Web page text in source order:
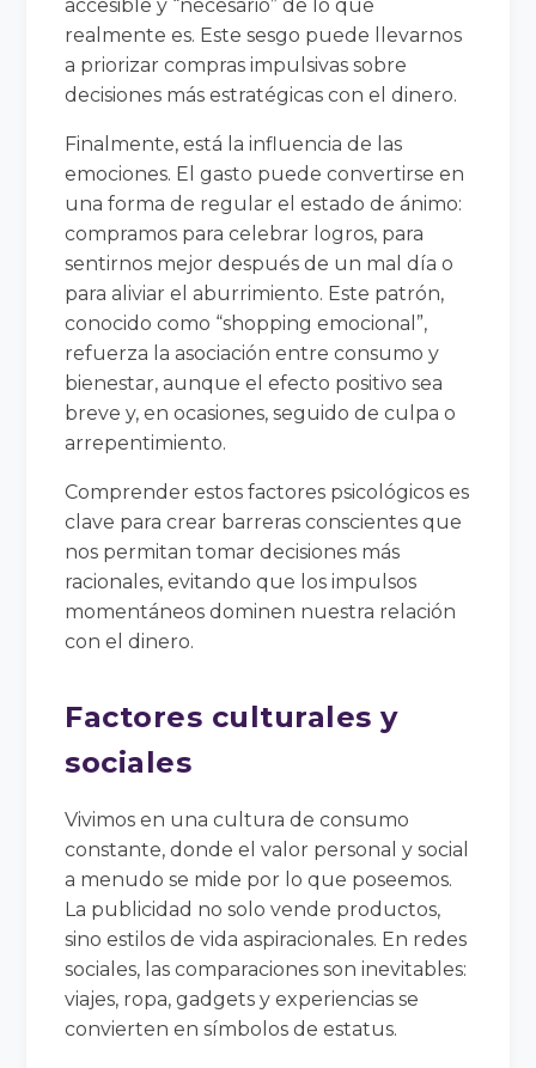
accesible y “necesario” de lo que
realmente es. Este sesgo puede llevarnos
a priorizar compras impulsivas sobre
decisiones más estratégicas con el dinero.
Finalmente, está la influencia de las
emociones. El gasto puede convertirse en
una forma de regular el estado de ánimo:
compramos para celebrar logros, para
sentirnos mejor después de un mal día o
para aliviar el aburrimiento. Este patrón,
conocido como “shopping emocional”,
refuerza la asociación entre consumo y
bienestar, aunque el efecto positivo sea
breve y, en ocasiones, seguido de culpa o
arrepentimiento.
Comprender estos factores psicológicos es
clave para crear barreras conscientes que
nos permitan tomar decisiones más
racionales, evitando que los impulsos
momentáneos dominen nuestra relación
con el dinero.
Factores culturales y
sociales
Vivimos en una cultura de consumo
constante, donde el valor personal y social
a menudo se mide por lo que poseemos.
La publicidad no solo vende productos,
sino estilos de vida aspiracionales. En redes
sociales, las comparaciones son inevitables:
viajes, ropa, gadgets y experiencias se
convierten en símbolos de estatus.